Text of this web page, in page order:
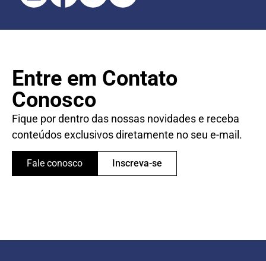
Entre em Contato
Conosco
Fique por dentro das nossas novidades e receba
conteúdos exclusivos diretamente no seu e-mail.
Fale conosco Inscreva-se